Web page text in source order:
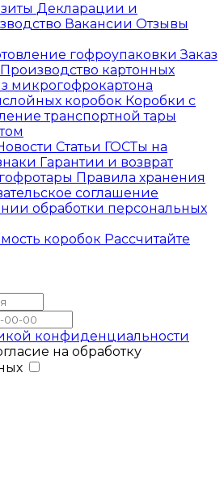
Декларации и
Вакансии Отзывы
гофроупаковкиЗаказ
Производство картонных
микрогофрокартона
коробок Коробки с
транспортной тары
Статьи ГОСТы на
Гарантии и возврат
Правила хранения
соглашение
обработки персональных
Рассчитайте
конфиденциальности
на обработку